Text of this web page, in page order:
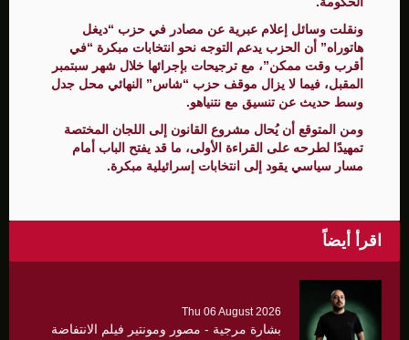
ونقلت وسائل إعلام عبرية عن مصادر في حزب “ديغل
هاتوراه” أن الحزب يدعم التوجه نحو انتخابات مبكرة “في
أقرب وقت ممكن”، مع ترجيحات بإجرائها خلال شهر سبتمبر
المقبل، فيما لا يزال موقف حزب “شاس” النهائي محل جدل
وسط حديث عن تنسيق مع نتنياهو.
ومن المتوقع أن يُحال مشروع القانون إلى اللجان المختصة
تمهيدًا لطرحه على القراءة الأولى، ما قد يفتح الباب أمام
مسار سياسي يقود إلى انتخابات إسرائيلية مبكرة.
اقرأ أيضاً
Thu 06 August 2026
بشارة مرجية - مصور ومونتير فيلم الانتفاضة